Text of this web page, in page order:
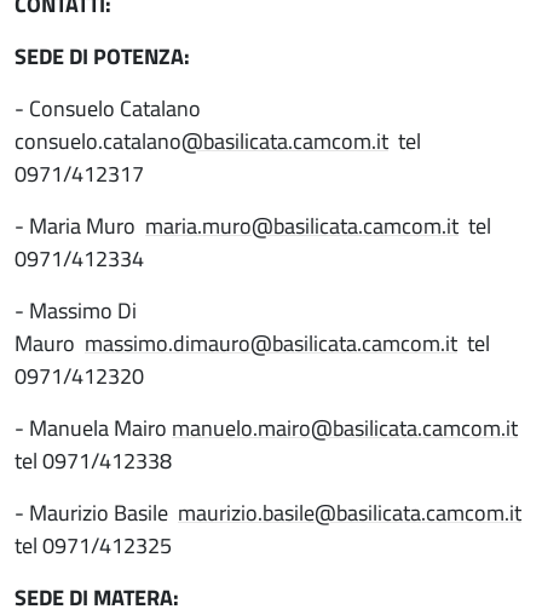
SEDE DI POTENZA:
- Consuelo Catalano
consuelo.catalano@basilicata.camcom.it tel
0971/412317
- Maria Muro maria.muro@basilicata.camcom.it tel
0971/412334
- Massimo Di
Mauro massimo.dimauro@basilicata.camcom.it tel
0971/412320
- Manuela Mairo manuelo.mairo@basilicata.camcom.it
tel 0971/412338
- Maurizio Basile maurizio.basile@basilicata.camcom.it
tel 0971/412325
SEDE DI MATERA: